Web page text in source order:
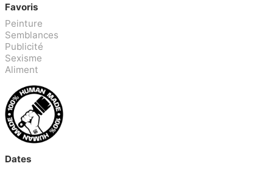
Favoris
Peinture
Semblances
Publicité
Sexisme
Aliment
Dates